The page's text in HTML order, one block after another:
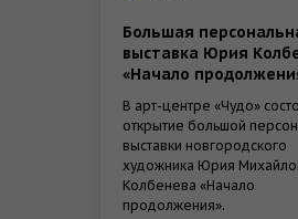
Большая
выставка Юрия
«Начало
В арт-центре «Чудо»
открытие большой
выставки новгородского
художника Юрия
Колбенева «Начало
продолжения».